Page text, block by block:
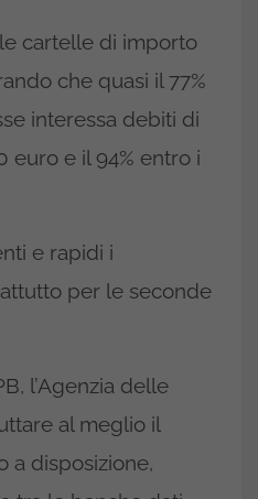
cartelle di importo
che quasi il 77%
interessa debiti di
euro e il 94% entro i
e rapidi i
per le seconde
l’Agenzia delle
al meglio il
a disposizione,